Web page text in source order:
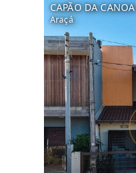
CAPÃO DA CANOA
Araçá